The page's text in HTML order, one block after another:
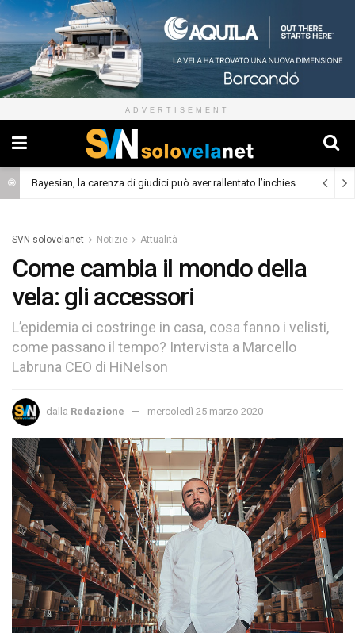
ADVERTISEMENT
Bayesian, la carenza di giudici può aver rallentato l’inchiesta (Cronaca)
SVN solovelanet Notizie Attualità
Come cambia il mondo della
vela: gli accessori
L’epidemia ci costringe in casa, cosa fanno i velisti,
come passano il tempo? Intervista a Marcello
Labruna CEO di HiNelson
dalla Redazione mercoledì 25 marzo 2020